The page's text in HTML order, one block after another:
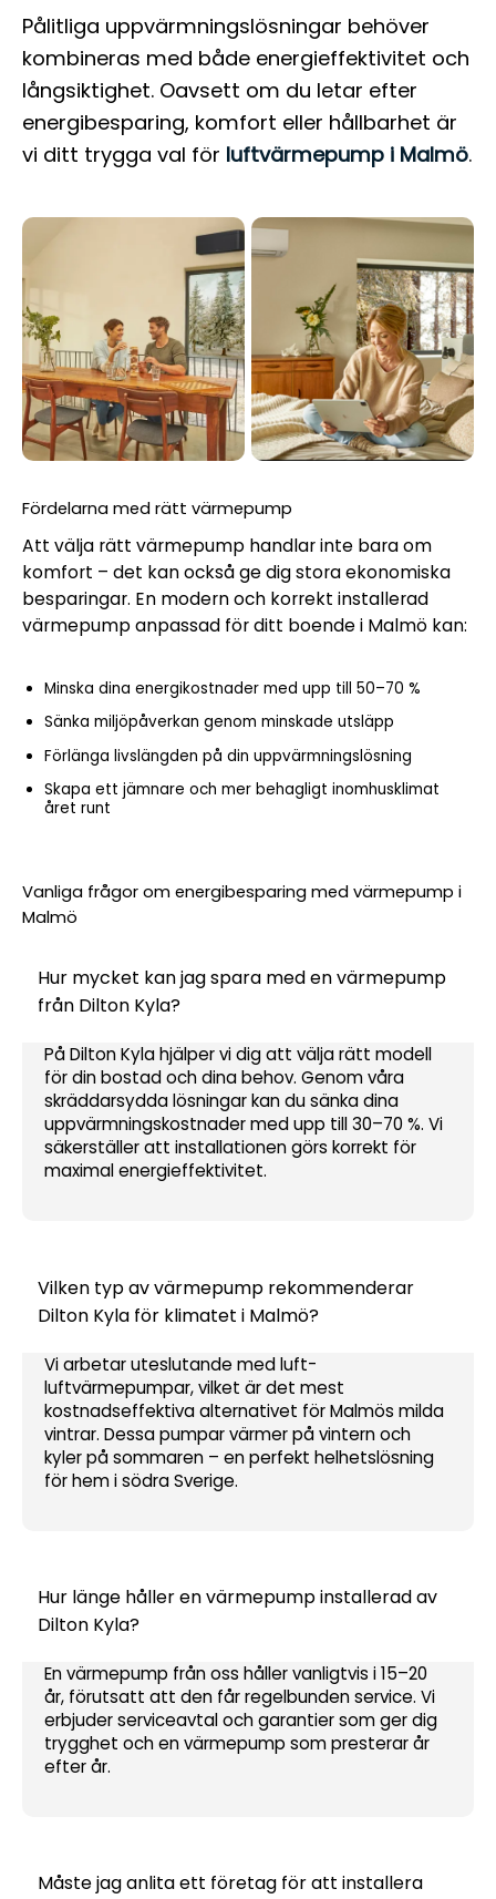
Pålitliga uppvärmningslösningar behöver
kombineras med både energieffektivitet och
långsiktighet. Oavsett om du letar efter
energibesparing, komfort eller hållbarhet är
vi ditt trygga val för luftvärmepump i Malmö.
Fördelarna med rätt värmepump
Att välja rätt värmepump handlar inte bara om
komfort – det kan också ge dig stora ekonomiska
besparingar. En modern och korrekt installerad
värmepump anpassad för ditt boende i Malmö kan:
Minska dina energikostnader med upp till 50–70 %
Sänka miljöpåverkan genom minskade utsläpp
Förlänga livslängden på din uppvärmningslösning
Skapa ett jämnare och mer behagligt inomhusklimat
året runt
Vanliga frågor om energibesparing med värmepump i
Malmö
Hur mycket kan jag spara med en värmepump
från Dilton Kyla?
På Dilton Kyla hjälper vi dig att välja rätt modell
för din bostad och dina behov. Genom våra
skräddarsydda lösningar kan du sänka dina
uppvärmningskostnader med upp till 30–70 %. Vi
säkerställer att installationen görs korrekt för
maximal energieffektivitet.
Vilken typ av värmepump rekommenderar
Dilton Kyla för klimatet i Malmö?
Vi arbetar uteslutande med luft-
luftvärmepumpar, vilket är det mest
kostnadseffektiva alternativet för Malmös milda
vintrar. Dessa pumpar värmer på vintern och
kyler på sommaren – en perfekt helhetslösning
för hem i södra Sverige.
Hur länge håller en värmepump installerad av
Dilton Kyla?
En värmepump från oss håller vanligtvis i 15–20
år, förutsatt att den får regelbunden service. Vi
erbjuder serviceavtal och garantier som ger dig
trygghet och en värmepump som presterar år
efter år.
Måste jag anlita ett företag för att installera